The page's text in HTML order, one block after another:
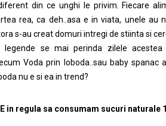
din ce unghi le privim. Fiecare
rea, ca deh..asa e in viata, unele au
s-au creat domuri intregi de stiinta si
legende se mai perinda zilele acestea
Voda prin loboda..sau baby spanac
nu e si ea in trend?
in regula sa consumam sucuri naturale